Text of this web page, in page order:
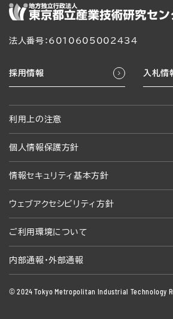
法人番号：6010605002434
採用情報 入札情
利用上の注意
個人情報保護方針
情報セキュリティ基本方針
ウェブアクセシビリティ方針
ご利用環境について
内部通報・外部通報
© 2024 Tokyo Metropolitan Industrial Technology